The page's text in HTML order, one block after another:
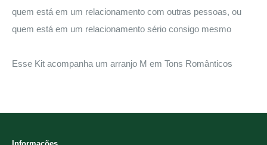
quem está em um relacionamento com outras pessoas, ou
quem está em um relacionamento sério consigo mesmo
Esse Kit acompanha um arranjo M em Tons Românticos